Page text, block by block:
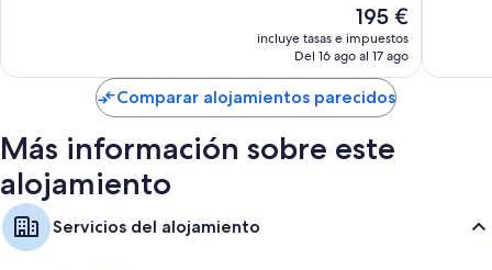
El
precio
actual
de
195 €
195 €
incluye tasas e impuestos
Del 16 ago al 17 ago
de
Comparar alojamientos parecidos
Más información sobre este
alojamiento
Servicios del alojamiento